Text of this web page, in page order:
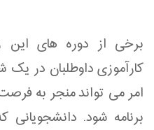
برخی از دوره های این
کارآموزی داوطلبان در یک
امر می تواند منجر به
برنامه شود. دانشجویانی